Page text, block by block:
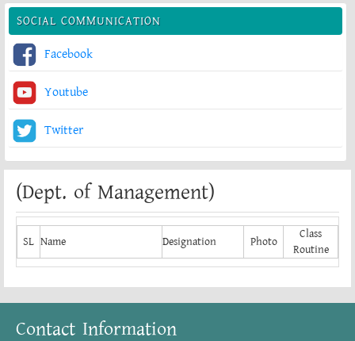
SOCIAL COMMUNICATION
Facebook
Youtube
Twitter
(Dept. of Management)
SL Name Designation Photo
Class
Routine
Contact Information